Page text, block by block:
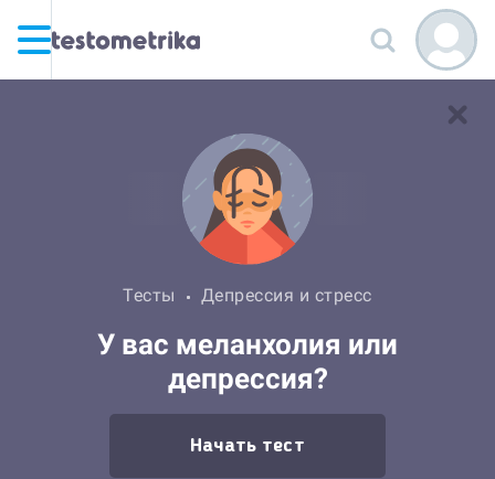
Тесты Депрессия и стресс
У вас меланхолия или
депрессия?
Начать тест